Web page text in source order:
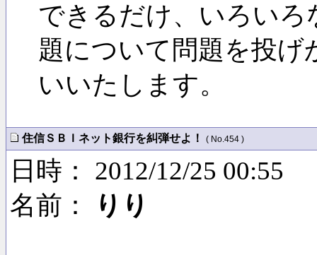
できるだけ、いろいろ
題について問題を投
いいたします。
住信ＳＢＩネット銀行を糾弾せよ！ ( No.454 )
日時： 2012/12/25 00:55
名前：
りり